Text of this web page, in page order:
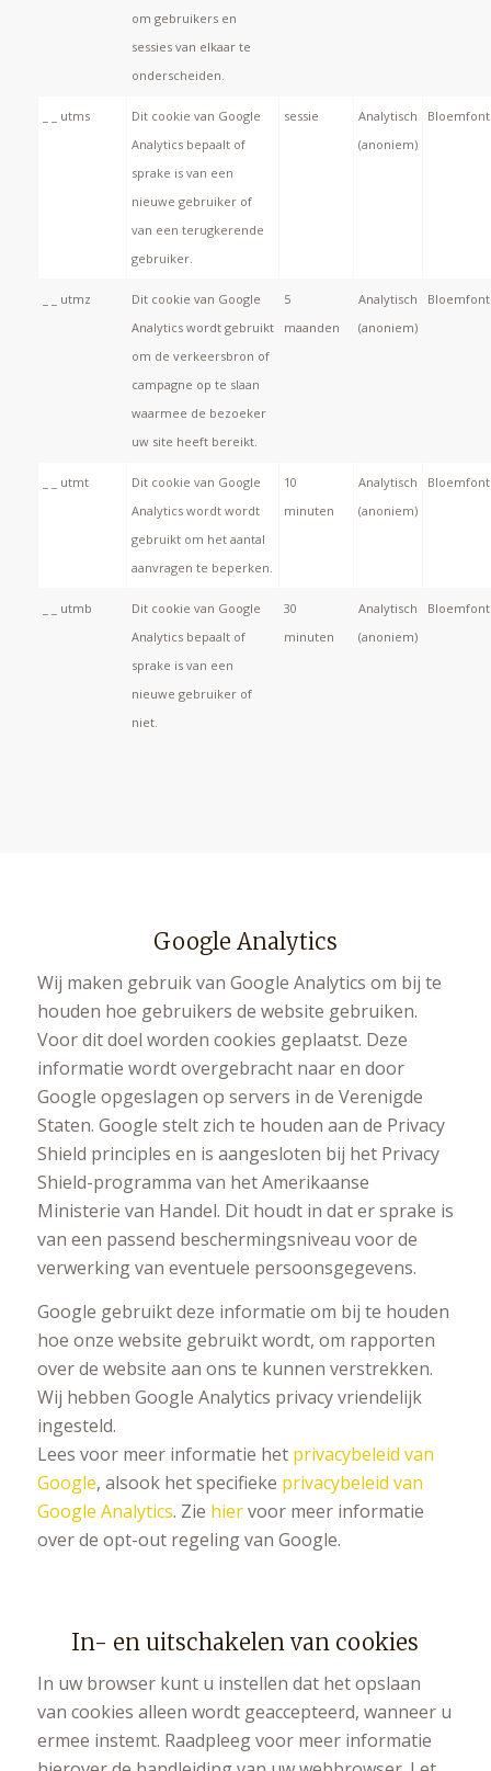
om gebruikers en
sessies van elkaar te
onderscheiden.
_ _ utms
Dit cookie van Google
Analytics bepaalt of
sprake is van een
nieuwe gebruiker of
van een terugkerende
gebruiker.
sessie
Analytisch
(anoniem)
_ _ utmz
Dit cookie van Google
Analytics wordt gebruikt
om de verkeersbron of
campagne op te slaan
waarmee de bezoeker
uw site heeft bereikt.
5
maanden
Analytisch
(anoniem)
_ _ utmt
Dit cookie van Google
Analytics wordt wordt
gebruikt om het aantal
aanvragen te beperken.
10
minuten
Analytisch
(anoniem)
_ _ utmb
Dit cookie van Google
Analytics bepaalt of
sprake is van een
nieuwe gebruiker of
niet.
30
minuten
Analytisch
(anoniem)
Google Analytics
Wij maken gebruik van Google Analytics om bij te
houden hoe gebruikers de website gebruiken.
Voor dit doel worden cookies geplaatst. Deze
informatie wordt overgebracht naar en door
Google opgeslagen op servers in de Verenigde
Staten. Google stelt zich te houden aan de Privacy
Shield principles en is aangesloten bij het Privacy
Shield-programma van het Amerikaanse
Ministerie van Handel. Dit houdt in dat er sprake is
van een passend beschermingsniveau voor de
verwerking van eventuele persoonsgegevens.
Google gebruikt deze informatie om bij te houden
hoe onze website gebruikt wordt, om rapporten
over de website aan ons te kunnen verstrekken.
Wij hebben Google Analytics privacy vriendelijk
ingesteld.
Lees voor meer informatie het privacybeleid van
Google, alsook het specifieke privacybeleid van
Google Analytics. Zie hiervoor meer informatie
over de opt-out regeling van Google.
In- en uitschakelen van cookies
In uw browser kunt u instellen dat het opslaan
van cookies alleen wordt geaccepteerd, wanneer u
ermee instemt. Raadpleeg voor meer informatie